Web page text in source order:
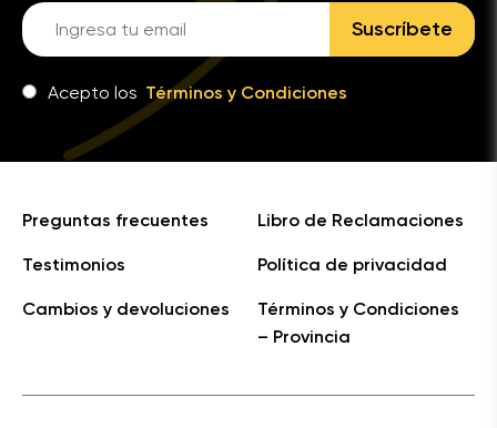
Suscríbete
Acepto los Términos y Condiciones
Preguntas frecuentes
Testimonios
Cambios y devoluciones
Libro de Reclamaciones
Política de privacidad
Términos y Condiciones
– Provincia